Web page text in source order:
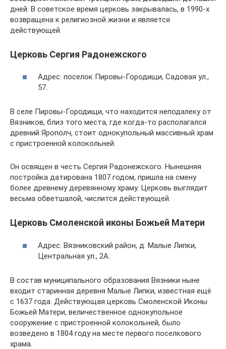
дней. В советское время церковь закрывалась, в 1990-х
возвращена к религиозной жизни и является
действующей.
Церковь Сергия Радонежского
Адрес: поселок Пировы-Городищи, Садовая ул.,
57.
В селе Пировы-Городищи, что находится неподалеку от
Вязников, близ того места, где когда-то располагался
древний Ярополч, стоит однокупольный массивный храм
с пристроенной колокольней.
Он освящен в честь Сергия Радонежского. Нынешняя
постройка датирована 1807 годом, пришла на смену
более древнему деревянному храму. Церковь выглядит
весьма обветшалой, числится действующей.
Церковь Смоленской иконы Божьей Матери
Адрес: Вязниковский район, д. Малые Липки,
Центральная ул., 2А.
В состав муниципального образования Вязники ныне
входит старинная деревня Малые Липки, известная ещё
с 1637 года. Действующая церковь Смоленской Иконы
Божьей Матери, величественное однокупольное
сооружение с пристроенной колокольней, было
возведено в 1804 году на месте первого поселкового
храма.